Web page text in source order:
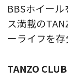
BBSホイー
ス満載の
ーライフを
TANZO